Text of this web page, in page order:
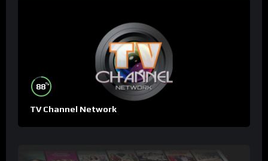
88%
TV Channel Network